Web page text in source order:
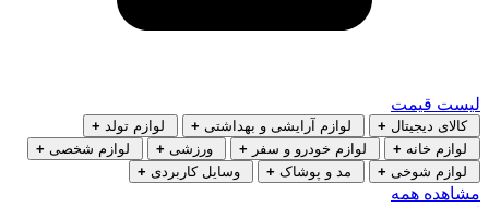
لیست قیمت
کالای دیجیتال + لوازم آرایشی و بهداشتی + لوازم تولد +
لوازم خانه + لوازم خودرو و سفر + ورزشی + لوازم شخصی +
لوازم شوخی + مد و پوشاک + وسایل کاربردی +
مشاهده همه